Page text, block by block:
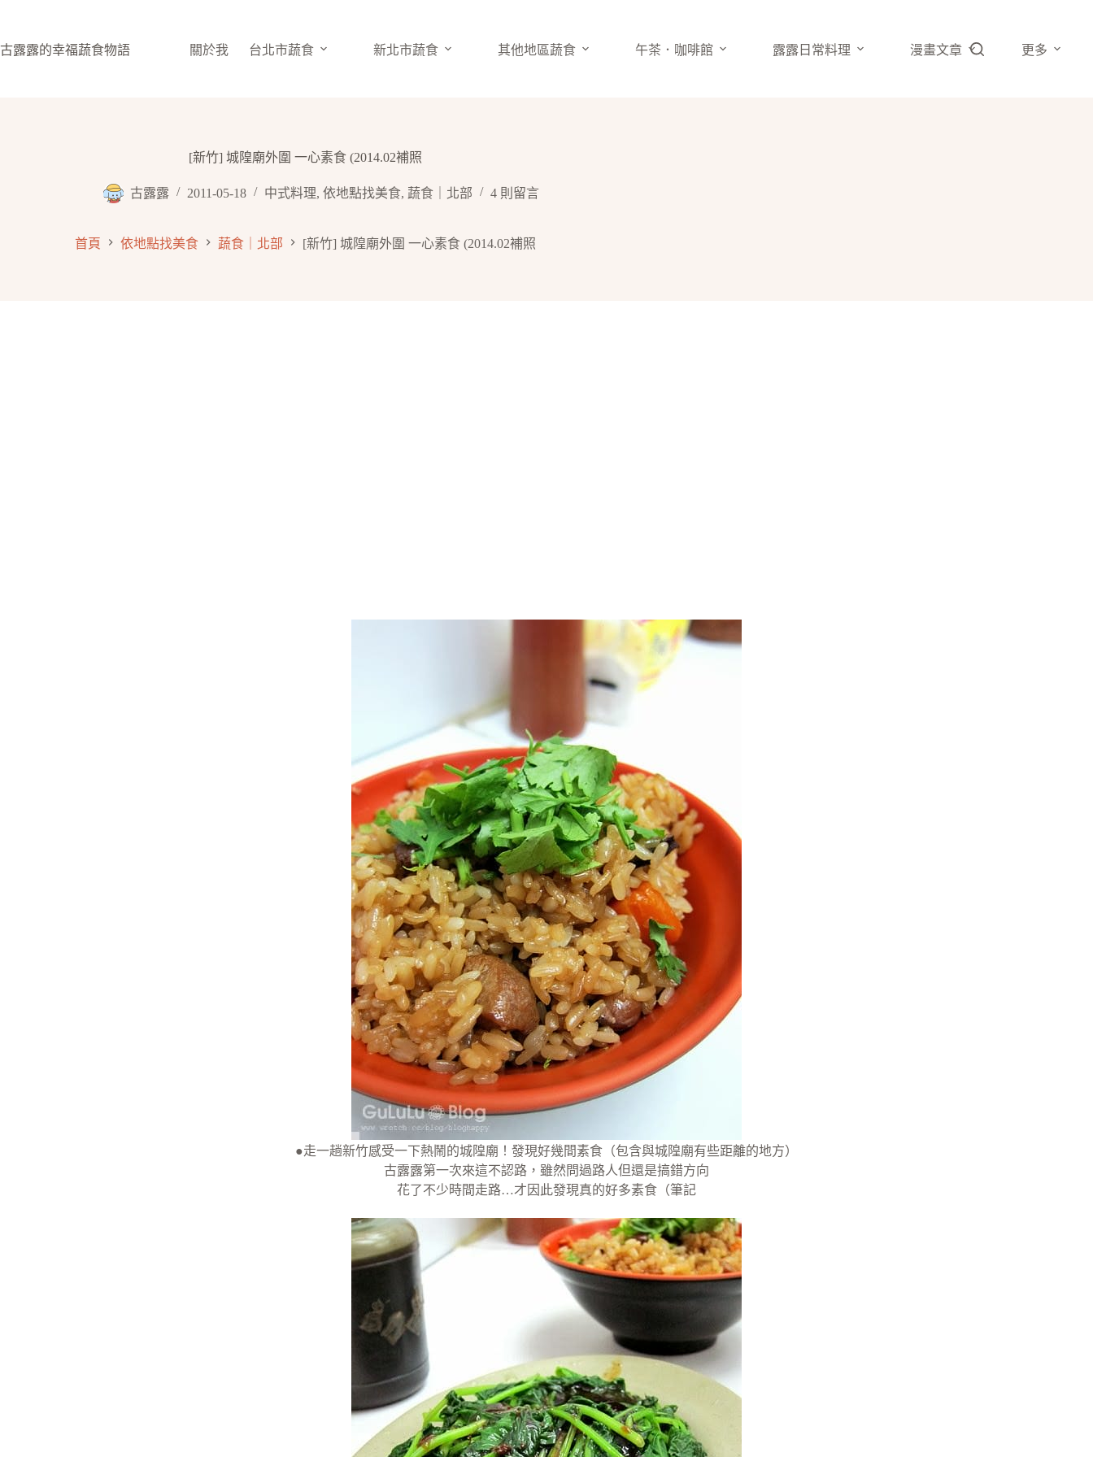
主
古露露的幸福蔬食物語 關於我 台北市蔬食 新北市蔬食 其他地區蔬食 午茶．咖啡館 露露日常料理 漫畫文章 更多
[新竹] 城隍廟外圍 一心素食 (2014.02補照
古露露 2011-05-18 中式料理, 依地點找美食, 蔬食｜北部 4 則留言
首頁 依地點找美食 蔬食｜北部 [新竹] 城隍廟外圍 一心素食 (2014.02補照
●走一趟新竹感受一下熱鬧的城隍廟！發現好幾間素食（包含與城隍廟有些距離的地方）
古露露第一次來這不認路，雖然問過路人但還是搞錯方向
花了不少時間走路…才因此發現真的好多素食（筆記